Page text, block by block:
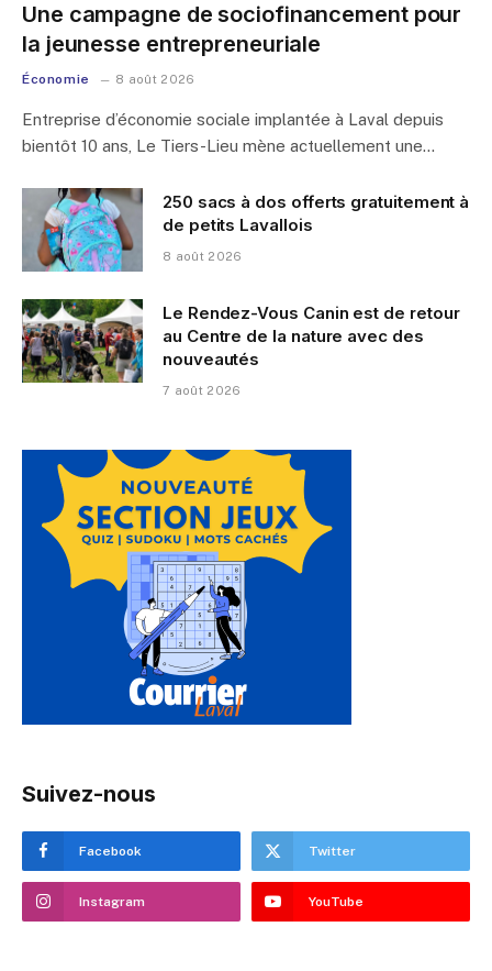
Une campagne de sociofinancement pour
la jeunesse entrepreneuriale
Économie 8 août 2026
Entreprise d’économie sociale implantée à Laval depuis
bientôt 10 ans, Le Tiers-Lieu mène actuellement une…
250 sacs à dos offerts gratuitement à
de petits Lavallois
8 août 2026
Le Rendez-Vous Canin est de retour
au Centre de la nature avec des
nouveautés
7 août 2026
Suivez-nous
Facebook Twitter
Instagram YouTube